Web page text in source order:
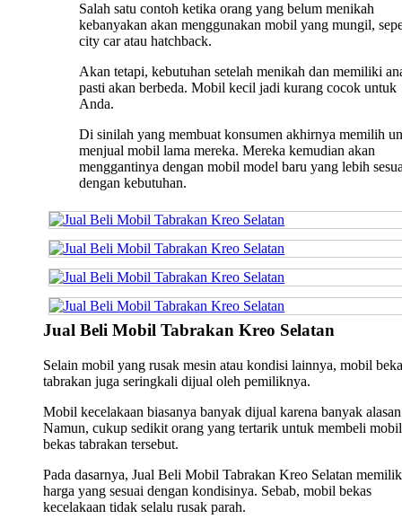
Salah satu contoh ketika orang yang belum menikah
kebanyakan akan menggunakan mobil yang mungil,
city car atau hatchback.
Akan tetapi, kebutuhan setelah menikah dan memiliki
pasti akan berbeda. Mobil kecil jadi kurang cocok untuk
Anda.
Di sinilah yang membuat konsumen akhirnya memilih
menjual mobil lama mereka. Mereka kemudian akan
menggantinya dengan mobil model baru yang lebih
dengan kebutuhan.
Jual Beli Mobil Tabrakan Kreo Selatan
Selain mobil yang rusak mesin atau kondisi lainnya, mobil
tabrakan juga seringkali dijual oleh pemiliknya.
Mobil kecelakaan biasanya banyak dijual karena banyak
Namun, cukup sedikit orang yang tertarik untuk membeli mobil
bekas tabrakan tersebut.
Pada dasarnya, Jual Beli Mobil Tabrakan Kreo Selatan
harga yang sesuai dengan kondisinya. Sebab, mobil bekas
kecelakaan tidak selalu rusak parah.